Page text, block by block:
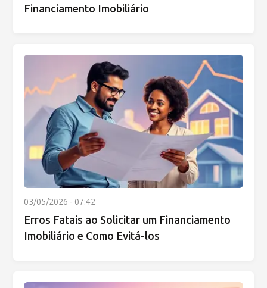
Financiamento Imobiliário
03/05/2026 - 07:42
Erros Fatais ao Solicitar um Financiamento
Imobiliário e Como Evitá-los